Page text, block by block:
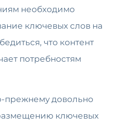
необходимо
ключевых слов на
что контент
потребностям
прежнему довольно
ключевых